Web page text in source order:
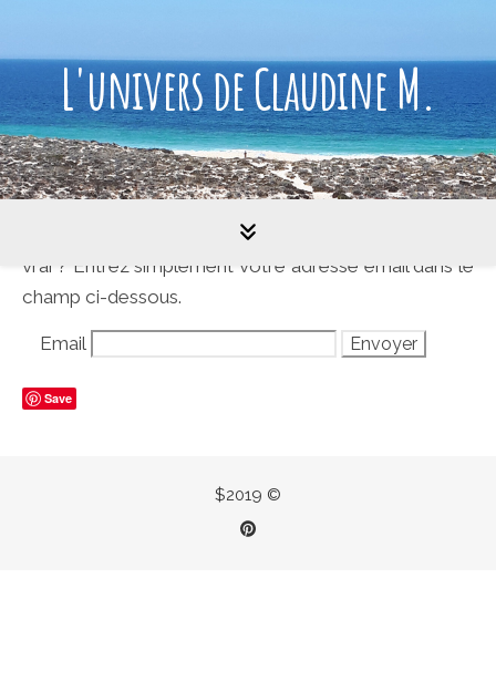
L'univers de Claudine M.
Comment-subscriptions
Vous pouvez suivre la discussion surLe bourdon
sans avoir à laisser un commentaire. Chouette, pas
vrai ? Entrez simplement votre adresse email dans le
champ ci-dessous.
Email
Save
$2019 ©